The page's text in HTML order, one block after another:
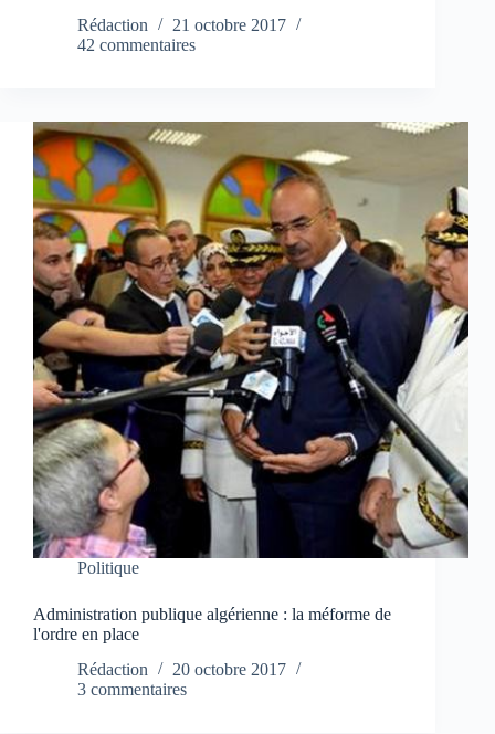
Rédaction
21 octobre 2017
42 commentaires
Politique
Administration publique algérienne : la méforme de
l'ordre en place
Rédaction
20 octobre 2017
3 commentaires